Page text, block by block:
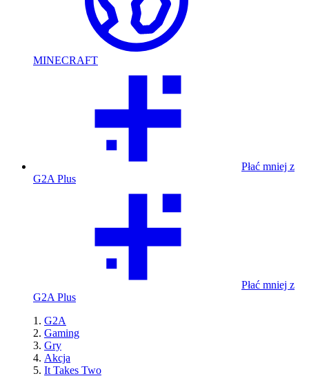
MINECRAFT
Płać mniej z
G2A Plus
Płać mniej z
G2A Plus
G2A
Gaming
Gry
Akcja
It Takes Two